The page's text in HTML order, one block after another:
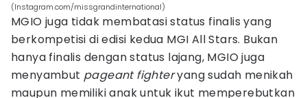
(Instagram.com/missgrandinternational)
MGIO juga tidak membatasi status finalis yang
berkompetisi di edisi kedua MGI All Stars. Bukan
hanya finalis dengan status lajang, MGIO juga
menyambut pageant fighteryang sudah menikah
maupun memiliki anak untuk ikut memperebutkan